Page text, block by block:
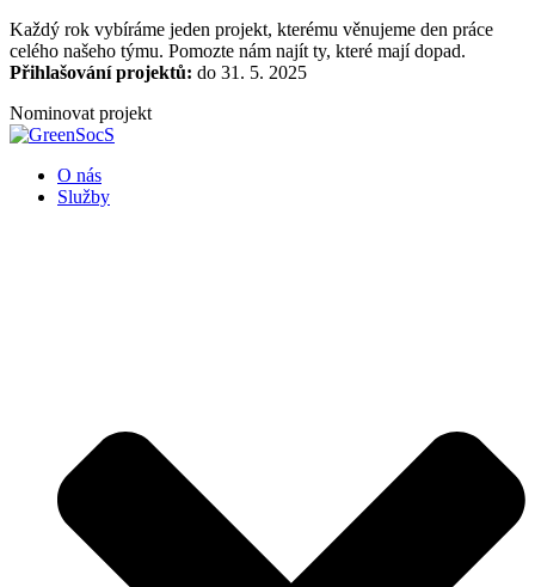
Přejít
k
obsahu
Každý rok vybíráme jeden projekt, kterému věnujeme den práce
celého našeho týmu. Pomozte nám najít ty, které mají dopad.
Přihlašování projektů: do 31. 5. 2025
Nominovat projekt
O nás
Služby